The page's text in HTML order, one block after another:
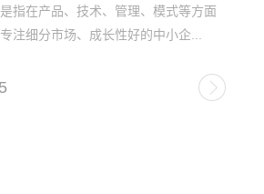
指在产品、技术、管理、模式等方面
注细分市场、成长性好的中小企...